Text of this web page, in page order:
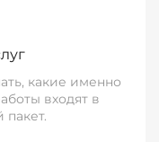
какие именно
входят в